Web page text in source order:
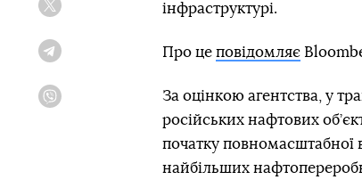
інфраструктурі.
Про це повідомляє
За оцінкою агентства, у
російських нафтових
початку повномасштабної
найбільших